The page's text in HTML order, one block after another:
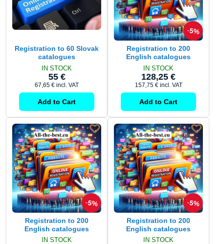
Registration to 60 Slovak
catalogues
IN STOCK
55 €
67,65 € incl. VAT
Add to Cart
5%
Registration to 200
English catalogues
IN STOCK
128,25 €
157,75 € incl. VAT
Add to Cart
5%
Registration to 200
English catalogues
IN STOCK
5%
Registration to 200
English catalogues
IN STOCK